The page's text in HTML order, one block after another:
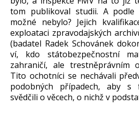
tom publikoval studii. A podle
možné nebylo? Jejich
exploataci zpravodajských
(badatel Radek Schovánek
ví, kdo státobezpečnostní
zahraničí, ale trestněprávním
Tito ochotníci se nechávali
podobných případech, aby s
svědčili o věcech, o nichž v